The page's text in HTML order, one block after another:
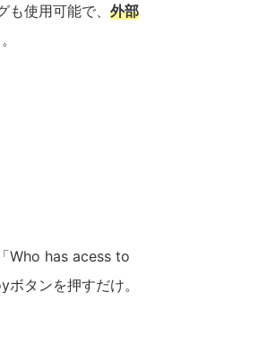
使用可能で、 外部
Who has acess to
タンを押すだけ。